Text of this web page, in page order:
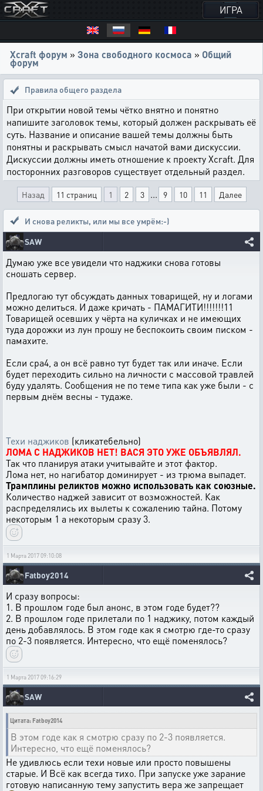
ИГРА
Xcraft форум » Зона свободного космоса » Общий
форум
Правила общего раздела
При открытии новой темы чётко внятно и понятно
напишите заголовок темы, который должен раскрывать её
суть. Название и описание вашей темы должны быть
понятны и раскрывать смысл начатой вами дискуссии.
Дискуссии должны иметь отношение к проекту Xcraft. Для
посторонних разговоров существует отдельный раздел.
Назад 11 страниц 1 2 3 ... 9 10 11 Далее
И снова реликты, или мы все умрём:-)
SAW
Думаю уже все увидели что наджики снова готовы
сношать сервер.
Предлогаю тут обсуждать данных товарищей, ну и логами
можно делиться. И даже кричать - ПАМАГИТИ!!!!!!!11
Товарищей осевших у чёрта на куличках и не имеющих
туда дорожки из лун прошу не беспокоить своим писком -
памахите.
Если сра4, а он всё равно тут будет так или иначе. Если
будет переходить сильно на личности с массовой травлей
буду удалять. Сообщения не по теме типа как уже были - с
первым днём весны - тудаже.
Техи наджиков (кликатебельно)
ЛОМА С НАДЖИКОВ НЕТ! ВАСЯ ЭТО УЖЕ ОБЪЯВЛЯЛ.
Так что планируя атаки учитывайте и этот фактор.
Лома нет, но нагибатор доминирует - из трюма выпадет.
Трамплины реликтов можно использовать как союзные.
Количество наджей зависит от возможностей. Как
распределялись их вылеты к сожалению тайна. Потому
некоторым 1 а некоторым сразу 3.
1 Марта 2017 09:10:08
Fatboy2014
И сразу вопросы:
1. В прошлом годе был анонс, в этом годе будет??
2. В прошлом годе прилетали по 1 наджику, потом каждый
день добавлялось. В этом годе как я смотрю где-то сразу
по 2-3 появляется. Интересно, что ещё поменялось?
1 Марта 2017 09:16:29
SAW
Цитата: Fatboy2014
В этом годе как я смотрю сразу по 2-3 появляется.
Интересно, что ещё поменялось?
Не удивлюсь если техи новые или просто повышены
старые. И Всё как всегда тихо. При запуске уже зарание
готовую написанную тему запустить вера же запрещает